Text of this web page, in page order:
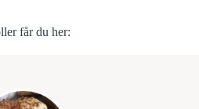
får du her: